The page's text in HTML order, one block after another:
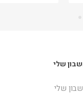
שלי
שלי